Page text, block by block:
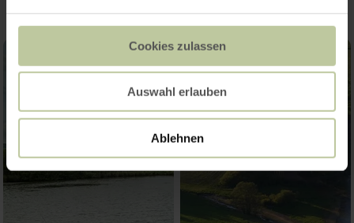
Cookies zulassen
Auswahl erlauben
Ablehnen